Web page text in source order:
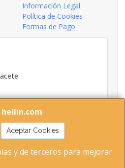
Aceptar Cookies
y de terceros para mejorar
Información Legal
Política de Cookies
Formas de Pago